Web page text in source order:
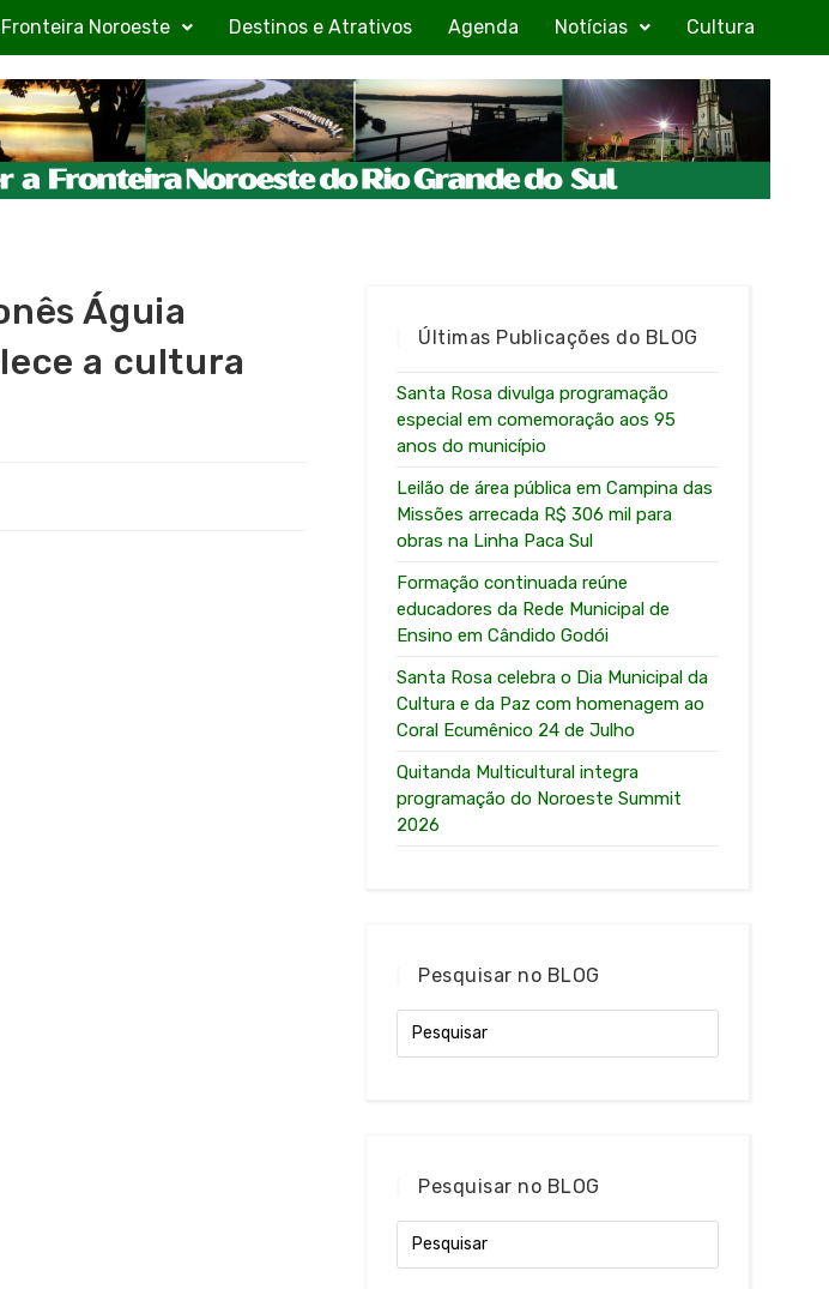
Noroeste Destinos e Atrativos Agenda Notícias Cultura
Águia
a cultura
Últimas Publicações do BLOG
Santa Rosa divulga programação
especial em comemoração aos 95
anos do município
Leilão de área pública em Campina das
Missões arrecada R$ 306 mil para
obras na Linha Paca Sul
Formação continuada reúne
educadores da Rede Municipal de
Ensino em Cândido Godói
Santa Rosa celebra o Dia Municipal da
Cultura e da Paz com homenagem ao
Coral Ecumênico 24 de Julho
Quitanda Multicultural integra
programação do Noroeste Summit
2026
Pesquisar no BLOG
Pesquisar no BLOG